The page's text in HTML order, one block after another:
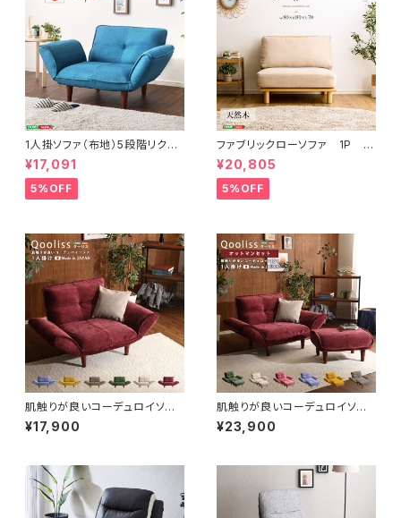
1人掛ソファ（布地）5段階リクラ
イニング、フロアソファ、カウチソ
ファに 日本製｜Thun-トゥー
ン- SH-07-THN1P
¥17,091
5%OFF
ファブリックローソファ 1P H
T-LSF-1
¥20,805
5%OFF
肌触りが良いコーデュロイソフ
ァ １人掛け 【Qooliss-クー
リス-】 SH-07-CDS1P
¥17,900
肌触りが良いコーデュロイソフ
ァ １人掛け オットマンセット
【Qooliss-クーリス-】 SH-0
¥23,900